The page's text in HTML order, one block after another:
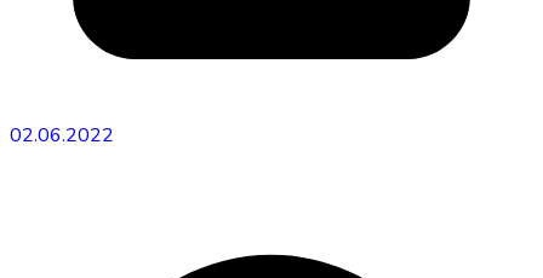
02.06.2022